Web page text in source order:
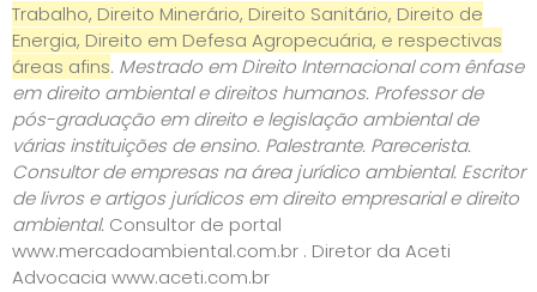
Trabalho, Direito Minerário, Direito Sanitário, Direito de
Energia, Direito em Defesa Agropecuária, e respectivas
áreas afins. Mestrado em Direito Internacional com ênfase
em direito ambiental e direitos humanos. Professor de
pós-graduação em direito e legislação ambiental de
várias instituições de ensino. Palestrante. Parecerista.
Consultor de empresas na área jurídico ambiental. Escritor
de livros e artigos jurídicos em direito empresarial e direito
ambiental. Consultor de portal
www.mercadoambiental.com.br . Diretor da Aceti
Advocacia www.aceti.com.br